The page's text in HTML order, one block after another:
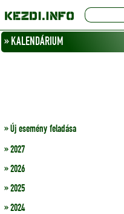
» KALENDÁRIUM
» Új esemény feladása
» 2027
» 2026
» 2025
» 2024